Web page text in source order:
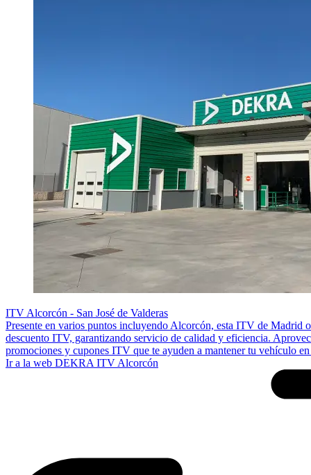
ITV Alcorcón - San José de Valderas
Presente en varios puntos incluyendo Alcorcón, esta ITV de Madrid
descuento ITV, garantizando servicio de calidad y eficiencia.
promociones y cupones ITV que te ayuden a mantener tu vehículo
Ir a la web DEKRA ITV Alcorcón